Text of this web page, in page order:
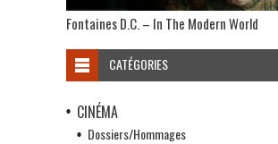
Fontaines D.C. – In The Modern World
CATÉGORIES
CINÉMA
Dossiers/Hommages